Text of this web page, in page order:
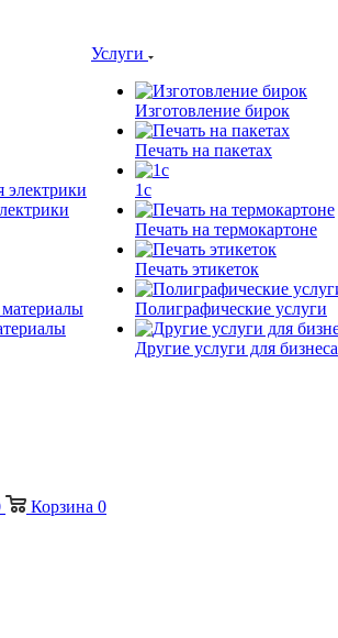
Услуги
Изготовление бирок
Печать на пакетах
1c
Печать на термокартоне
Печать этикеток
Полиграфические услуги
Другие услуги для бизнеса
Корзина 0